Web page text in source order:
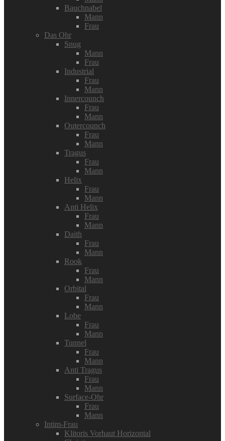
Bauchnabel
Mann
Frau
Das Ohr
Snug
Mann
Frau
Industrial
Frau
Mann
Innercounch
Frau
Mann
Outercounch
Frau
Mann
Tragus
Frau
Mann
Helix
Frau
Mann
Anti Helix
Frau
Mann
Daith
Frau
Mann
Rook
Frau
Mann
Orbital
Frau
Mann
Lobe
Frau
Mann
Tunnel
Frau
Mann
Anti Tragus
Frau
Mann
Surface-Ohr
Frau
Mann
Intim-Frau
Klitoris Vorhaut Horizontal